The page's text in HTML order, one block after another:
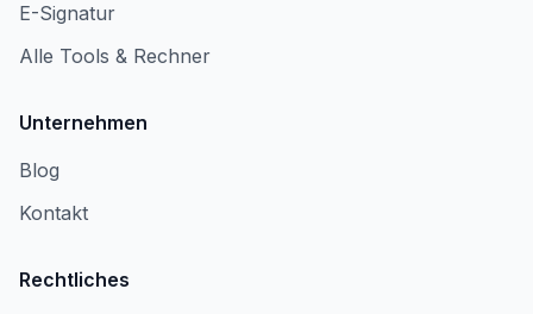
E-Signatur
Alle Tools & Rechner
Unternehmen
Blog
Kontakt
Rechtliches